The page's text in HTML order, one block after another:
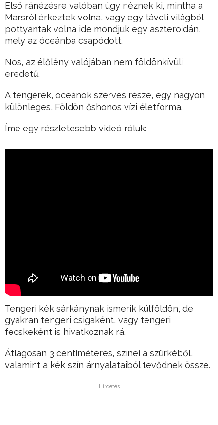
Első ránézésre valóban úgy néznek ki, mintha a
Marsról érkeztek volna, vagy egy távoli világból
pottyantak volna ide mondjuk egy aszteroidán,
mely az óceánba csapódott.
Nos, az élőlény valójában nem földönkívüli
eredetű.
A tengerek, óceánok szerves része, egy nagyon
különleges, Földön őshonos vízi életforma.
Íme egy részletesebb videó róluk:
Tengeri kék sárkánynak ismerik külföldön, de
gyakran tengeri csigaként, vagy tengeri
fecskeként is hivatkoznak rá.
Átlagosan 3 centiméteres, színei a szürkéből,
valamint a kék szín árnyalataiból tevődnek össze.
Hirdetés